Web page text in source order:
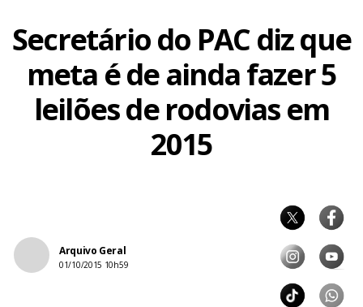
Secretário do PAC diz que
meta é de ainda fazer 5
leilões de rodovias em
2015
Arquivo Geral
01/10/2015 10h59